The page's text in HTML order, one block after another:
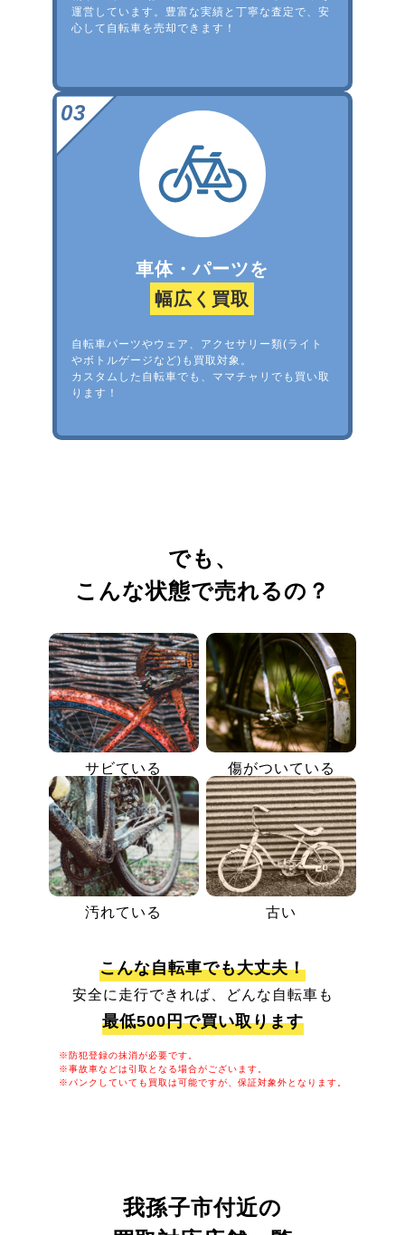
運営しています。豊富な実績と丁寧な査定で、安
心して自転車を売却できます！
車体・パーツを
幅広く買取
自転車パーツやウェア、アクセサリー類(ライト
やボトルゲージなど)も買取対象。
カスタムした自転車でも、ママチャリでも買い取
ります！
でも、
こんな状態で売れるの？
サビている 傷がついている
汚れている 古い
こんな自転車でも大丈夫！
安全に走行できれば、どんな自転車も
最低500円で買い取ります
※防犯登録の抹消が必要です。
※事故車などは引取となる場合がございます。
※パンクしていても買取は可能ですが、保証対象外となります。
我孫子市付近の